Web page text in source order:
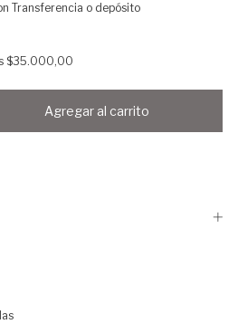
Transferencia o depósito
$35.000,00